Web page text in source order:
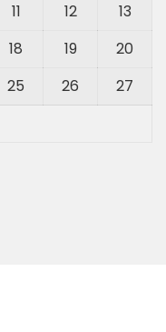
11 12
13
18 19
20
25 26
27